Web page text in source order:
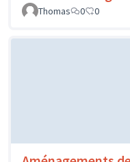
Thomas 0 0